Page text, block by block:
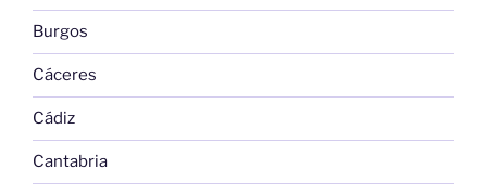
Burgos
Cáceres
Cádiz
Cantabria